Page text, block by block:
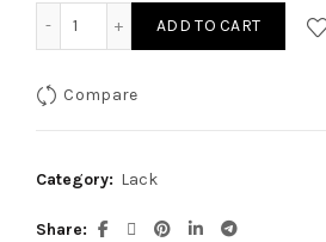
ADD TO CART
Compare
Category: Lack
Share